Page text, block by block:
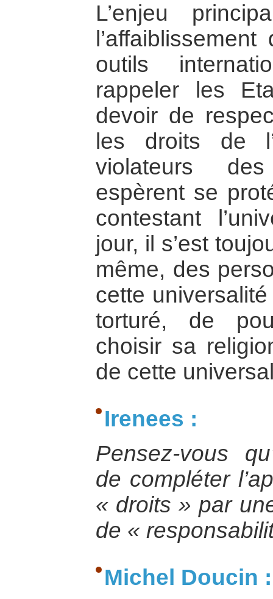
L’enjeu
outils
rappeler les
devoir de
les droits de
violateurs
espèrent se
contestant
jour, il s’est
même, des
cette
torturé, de
choisir sa
de cette
Irenees :
Pensez-vous
de compléter
« droits » par
de «
Michel Doucin :